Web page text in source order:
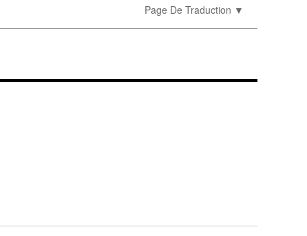
Page De Traduction ▼